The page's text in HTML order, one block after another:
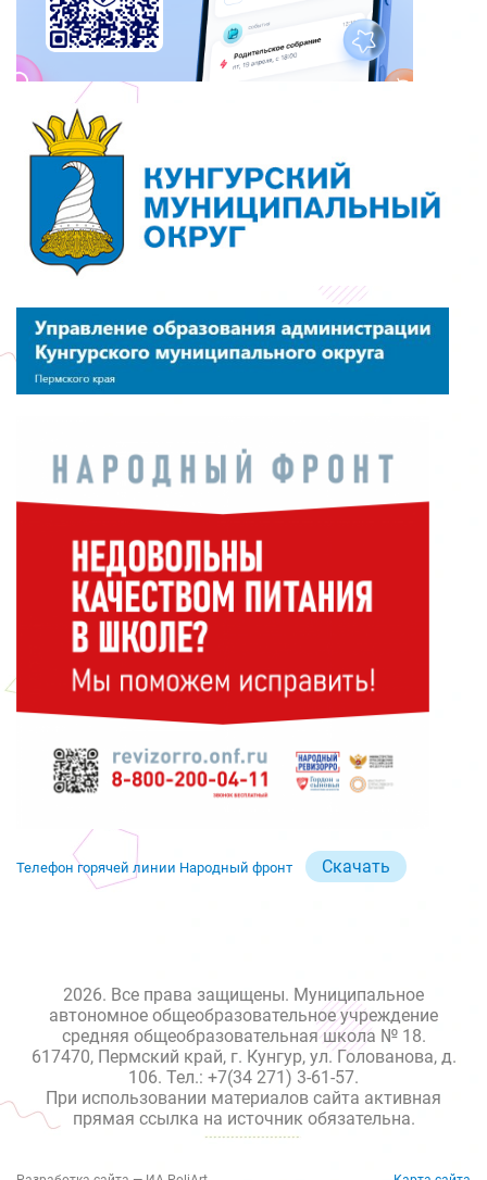
Телефон горячей линии Народный фронт Скачать
2026. Все права защищены. Муниципальное
автономное общеобразовательное учреждение
средняя общеобразовательная школа № 18.
617470, Пермский край, г. Кунгур, ул. Голованова, д.
106. Тел.: +7(34 271) 3-61-57.
При использовании материалов сайта активная
прямая ссылка на источник обязательна.